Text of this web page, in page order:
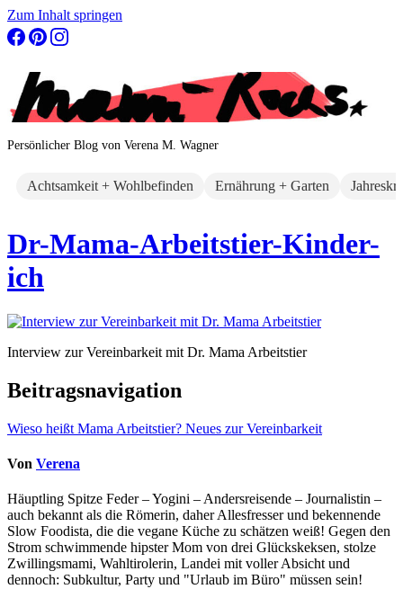
Zum Inhalt springen
Persönlicher Blog von Verena M. Wagner
Achtsamkeit + Wohlbefinden Ernährung + Garten
Dr-Mama-Arbeitstier-Kinder-
ich
Interview zur Vereinbarkeit mit Dr. Mama Arbeitstier
Beitragsnavigation
Wieso heißt Mama Arbeitstier? Neues zur Vereinbarkeit
Von Verena
Häuptling Spitze Feder – Yogini – Andersreisende – Journalistin –
auch bekannt als die Römerin, daher Allesfresser und bekennende
Slow Foodista, die die vegane Küche zu schätzen weiß! Gegen den
Strom schwimmende hipster Mom von drei Glückskeksen, stolze
Zwillingsmami, Wahltirolerin, Landei mit voller Absicht und
dennoch: Subkultur, Party und "Urlaub im Büro" müssen sein!